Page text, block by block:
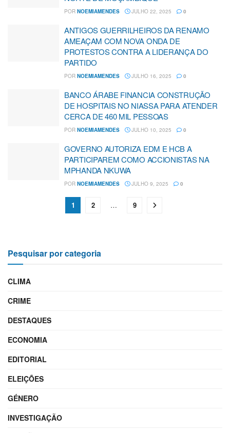
POR NOEMIAMENDES JULHO 22, 2025 0
ANTIGOS GUERRILHEIROS DA RENAMO
AMEAÇAM COM NOVA ONDA DE
PROTESTOS CONTRA A LIDERANÇA DO
PARTIDO
POR NOEMIAMENDES JULHO 16, 2025 0
BANCO ÁRABE FINANCIA CONSTRUÇÃO
DE HOSPITAIS NO NIASSA PARA ATENDER
CERCA DE 460 MIL PESSOAS
POR NOEMIAMENDES JULHO 10, 2025 0
GOVERNO AUTORIZA EDM E HCB A
PARTICIPAREM COMO ACCIONISTAS NA
MPHANDA NKUWA
POR NOEMIAMENDES JULHO 9, 2025 0
1 2 … 9
Pesquisar por categoria
CLIMA
CRIME
DESTAQUES
ECONOMIA
EDITORIAL
ELEIÇÕES
GÉNERO
INVESTIGAÇÃO